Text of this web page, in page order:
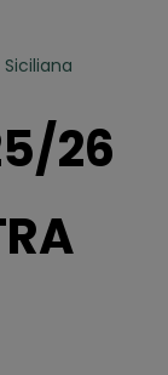
26